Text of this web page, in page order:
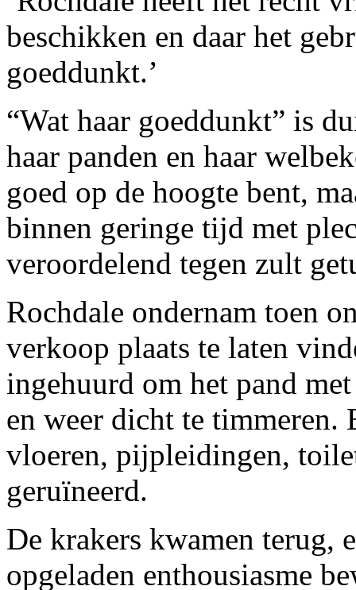
beschikken en daar het
goeddunkt.’
“Wat haar goeddunkt” is
haar panden en haar
goed op de hoogte bent,
binnen geringe tijd met
veroordelend tegen zult
Rochdale ondernam toen
verkoop plaats te laten
ingehuurd om het pand
en weer dicht te
vloeren, pijpleidingen,
geruïneerd.
De krakers kwamen terug,
opgeladen enthousiasme